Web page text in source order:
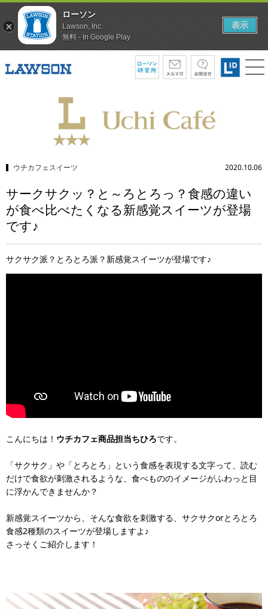
ウチカフェスイーツ 2020.10.06
サークサクッ？と～ろとろっ？食感の違い
が食べ比べたくなる新感覚スイーツが登場
です♪
サクサク派？とろとろ派？新感覚スイーツが登場です♪
こんにちは！ ウチカフェ商品担当ちひろです。
「サクサク」や「とろとろ」という食感を表現する文字って、読む
だけで食欲が刺激されるような、食べもののイメージがふわっと目
に浮かんできませんか？
新感覚スイーツから、そんな食欲を刺激する、サクサクorとろとろ
食感2種類のスイーツが登場しますよ♪
さっそくご紹介します！
ローソン
Lawson, Inc.
無料 - In Google Play
表示